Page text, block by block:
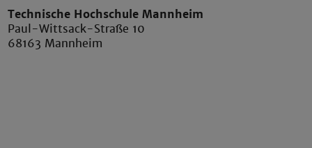
Technische Hochschule Mannheim
Paul-Wittsack-Straße 10
68163 Mannheim